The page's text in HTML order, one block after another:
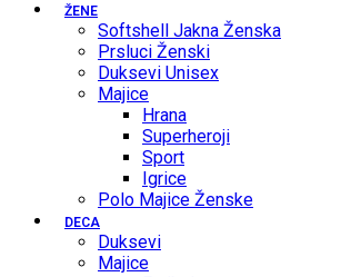
ŽENE
Softshell Jakna Ženska
Prsluci Ženski
Duksevi Unisex
Majice
Hrana
Superheroji
Sport
Igrice
Polo Majice Ženske
DECA
Duksevi
Majice